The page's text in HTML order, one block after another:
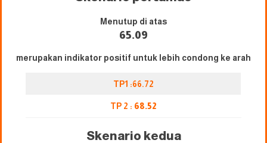
Menutup di atas
65.09
merupakan indikator positif untuk lebih condong ke arah
TP1 :66.72
TP 2 : 68.52
Skenario kedua